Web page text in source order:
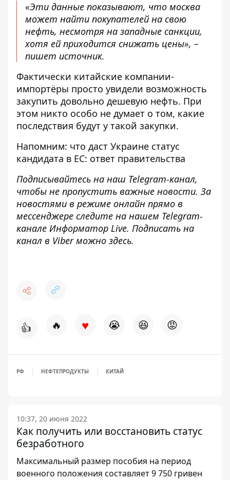
«Эти данные показывают, что москва
может найти покупателей на свою
нефть, несмотря на западные санкции,
хотя ей приходится снижать цены», –
пишет источник.
Фактически китайские компании-
импортёры просто увидели возможность
закупить довольно дешевую нефть. При
этом никто особо не думает о том, какие
последствия будут у такой закупки.
Напомним: что даст Украине статус
кандидата в ЕС: ответ правительства
Подписывайтесь на наш Telegram-канал,
чтобы не пропустить важные новости. За
новостями в режиме онлайн прямо в
мессенджере следите на нашем Telegram-
канале Информатор Live. Подписать на
канал в Viber можно здесь.
👍 🔥 ♥ 😭 😆 😡
РФ НЕФТЕПРОДУКТЫ КИТАЙ
10:37, 20 июня 2022
Как получить или восстановить статус
безработного
Максимальный размер пособия на период
военного положения составляет 9 750 гривен